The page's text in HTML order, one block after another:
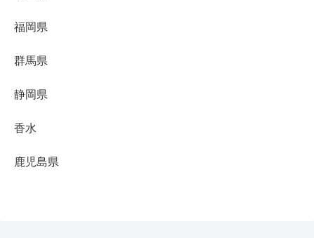
福岡県
群馬県
静岡県
香水
鹿児島県